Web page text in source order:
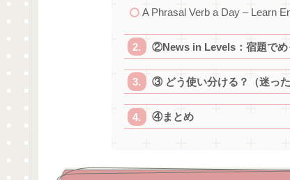
A Phrasal Verb a Day – Learn
②News in Levels：宿題でめ
③ どう使い分ける？（迷った
④まとめ